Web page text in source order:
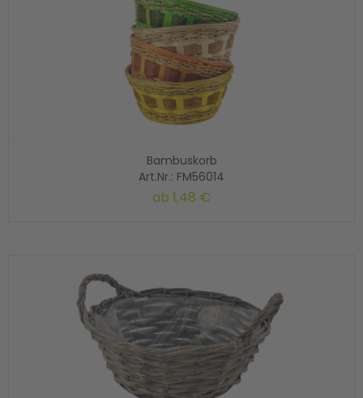
Bambuskorb
Art.Nr.: FM56014
ab 1,48 €